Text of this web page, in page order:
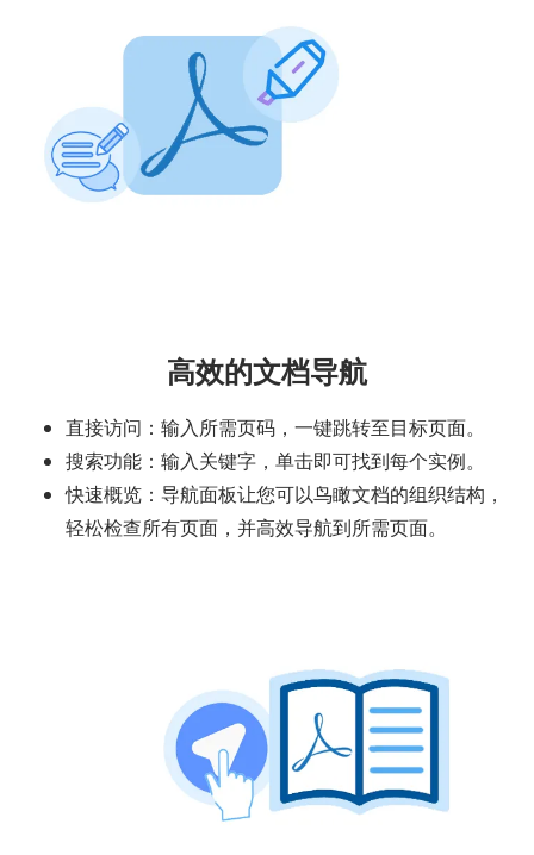
高效的文档导航
直接访问：输入所需页码，一键跳转至目标页面。
搜索功能：输入关键字，单击即可找到每个实例。
快速概览：导航面板让您可以鸟瞰文档的组织结构，
轻松检查所有页面，并高效导航到所需页面。